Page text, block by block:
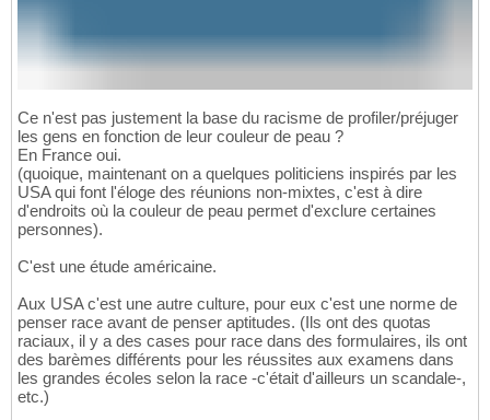
Ce n'est pas justement la base du racisme de profiler/préjuger
les gens en fonction de leur couleur de peau ?
En France oui.
(quoique, maintenant on a quelques politiciens inspirés par les
USA qui font l'éloge des réunions non-mixtes, c'est à dire
d'endroits où la couleur de peau permet d'exclure certaines
personnes).
C'est une étude américaine.
Aux USA c'est une autre culture, pour eux c'est une norme de
penser race avant de penser aptitudes. (Ils ont des quotas
raciaux, il y a des cases pour race dans des formulaires, ils ont
des barèmes différents pour les réussites aux examens dans
les grandes écoles selon la race -c'était d'ailleurs un scandale-,
etc.)